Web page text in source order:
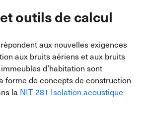
outils de calcul
aux nouvelles exigences
aux bruits aériens et aux bruits
d’habitation sont
forme de concepts de construction
la NIT 281 Isolation acoustique